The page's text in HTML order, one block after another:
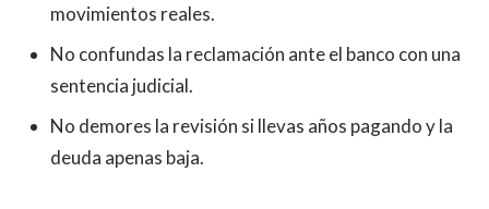
movimientos reales.
No confundas la reclamación ante el banco con una
sentencia judicial.
No demores la revisión si llevas años pagando y la
deuda apenas baja.